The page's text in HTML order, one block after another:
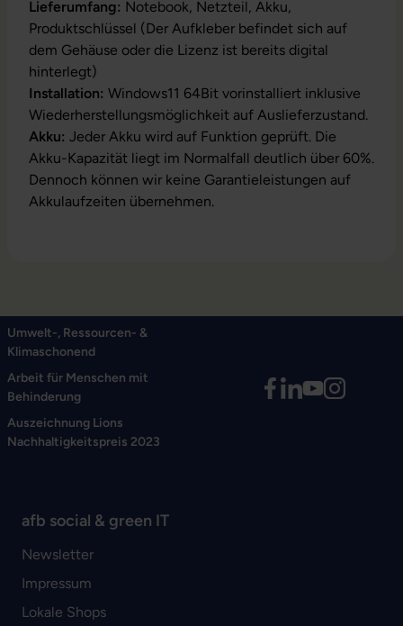
Lieferumfang: Notebook, Netzteil, Akku,
Produktschlüssel (Der Aufkleber befindet sich auf
dem Gehäuse oder die Lizenz ist bereits digital
hinterlegt)
Installation: Windows11 64Bit vorinstalliert inklusive
Wiederherstellungsmöglichkeit auf Auslieferzustand.
Akku: Jeder Akku wird auf Funktion geprüft. Die
Akku-Kapazität liegt im Normalfall deutlich über 60%.
Dennoch können wir keine Garantieleistungen auf
Akkulaufzeiten übernehmen.
Umwelt-, Ressourcen- &
Klimaschonend
Arbeit für Menschen mit
Behinderung
Auszeichnung Lions
Nachhaltigkeitspreis 2023
afb social & green IT
Newsletter
Impressum
Lokale Shops